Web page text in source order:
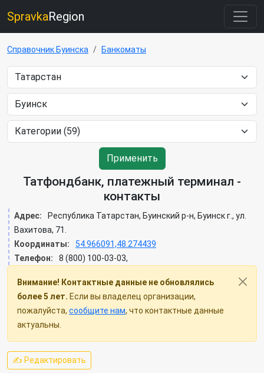
SpravkaRegion
Справочник Буинска Банкоматы
Применить
Татфондбанк, платежный терминал -
контакты
Адрес:
Республика Татарстан, Буинский р-н, Буинск г., ул.
Вахитова, 71.
Координаты:
54.966091,48.274439
Телефон:
8 (800) 100-03-03,
Внимание! Контактные данные не обновлялись
более 5 лет. Если вы владелец организации,
пожалуйста, сообщите нам, что контактные данные
актуальны.
✍ Редактировать